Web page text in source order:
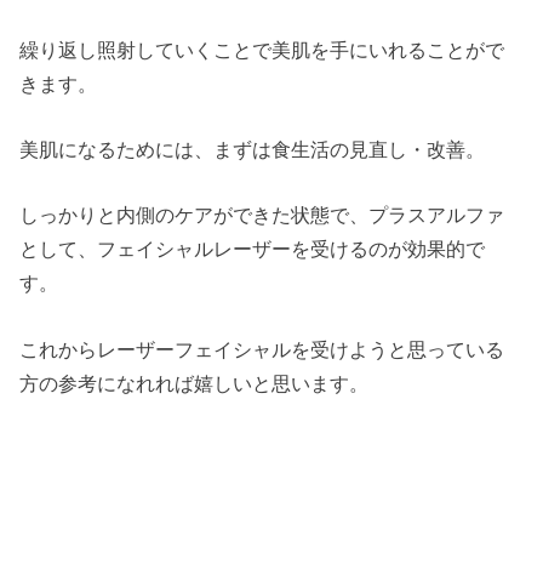
繰り返し照射していくことで美肌を手にいれることがで
きます。
美肌になるためには、まずは食生活の見直し・改善。
しっかりと内側のケアができた状態で、プラスアルファ
として、フェイシャルレーザーを受けるのが効果的で
す。
これからレーザーフェイシャルを受けようと思っている
方の参考になれれば嬉しいと思います。